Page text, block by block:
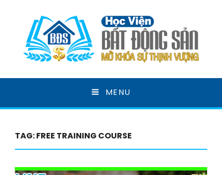
HỌC VIỆN BẤT ĐỘNG
SẢN
MENU
TAG:FREE TRAINING COURSE